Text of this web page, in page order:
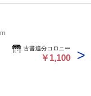
古書追分コロニー
￥1,100